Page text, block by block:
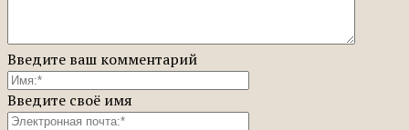
Введите ваш комментарий
Введите своё имя